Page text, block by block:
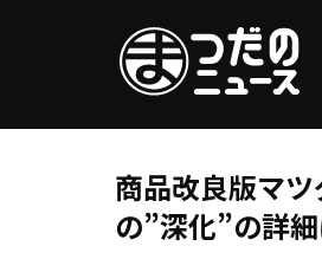
商品改良版マ
の”深化”の詳